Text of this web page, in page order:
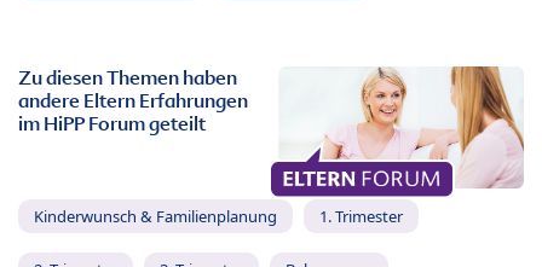
Zu diesen Themen haben
andere Eltern Erfahrungen
im HiPP Forum geteilt
Kinderwunsch & Familienplanung 1. Trimester